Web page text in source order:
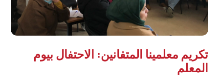
تكريم معلمينا المتفانين: الاحتفال بيوم
المعلم